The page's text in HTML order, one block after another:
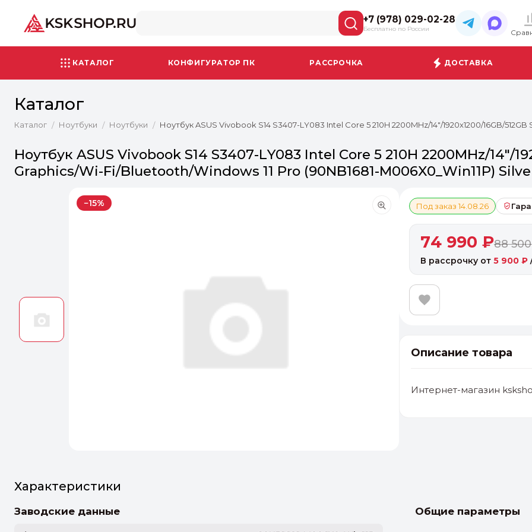
+7 (978) 029-02-28
Бесплатно по России
КАТАЛОГ КОНФИГУРАТОР ПК РАССРОЧКА ДОСТАВКА
Каталог
Каталог / Ноутбуки / Ноутбуки / Ноутбук ASUS Vivobook S14 S3407-LY083 Intel Core 5 210H 2200MHz/14"/1920x1200/16GB/
Ноутбук ASUS Vivobook S14 S3407-LY083 Intel Core 5 210H 2200MHz/14"/
Graphics/Wi-Fi/Bluetooth/Windows 11 Pro (90NB1681-M006X0_Win11P)
−15% Под заказ 14.08.26
74 990 ₽88
В рассрочку от 5 900 ₽
Описание товара
Интернет-магазин
Характеристики
Заводские данные Общие параметры